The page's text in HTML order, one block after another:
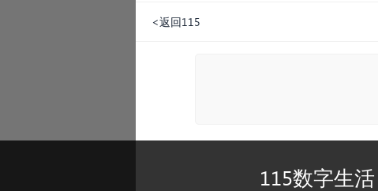
<返回115
115数字生活